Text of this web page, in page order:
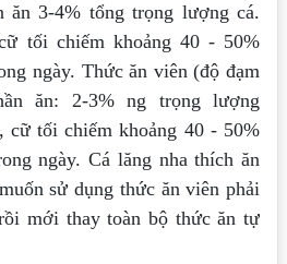
ăn 3-4% tổng trọng lượng cá.
tối chiếm khoảng 40 - 50%
ngày. Thức ăn viên (độ đạm
ăn: 2-3% ng trọng lượng
cữ tối chiếm khoảng 40 - 50%
ngày. Cá lăng nha thích ăn
sử dụng thức ăn viên phải
mới thay toàn bộ thức ăn tự